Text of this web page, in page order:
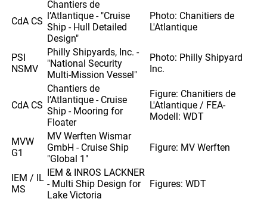
CdA CS
Chantiers de
l’Atlantique - "Cruise
Ship - Hull Detailed
Design"
Photo: Chanitiers de
L'Atlantique
PSI
NSMV
Philly Shipyards, Inc. -
"National Security
Multi-Mission Vessel"
Photo: Philly Shipyard
Inc.
CdA CS
Chantiers de
l’Atlantique - Cruise
Ship - Mooring for
Floater
Figure: Chanitiers de
L'Atlantique / FEA-
Modell: WDT
MVW
G1
MV Werften Wismar
GmbH - Cruise Ship
"Global 1"
Figure: MV Werften
IEM / IL
MS
IEM & INROS LACKNER
- Multi Ship Design for
Lake Victoria
Figures: WDT